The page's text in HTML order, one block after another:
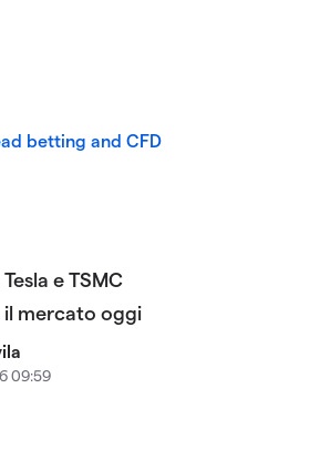
e TSMC
mercato oggi
09:59